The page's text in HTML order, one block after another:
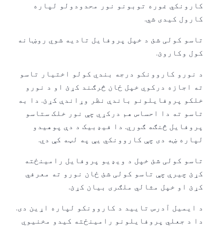
کارونکي غوره توبونو نور محدودولو لپاره
کارول کیدی شي.
تاسو کولی شئ د خپل پروفایل تادیه شوي روښانه
کول وکاروئ.
د نورو کاروونکو درجه بندي کولو اختیار تاسو
ته اجازه درکوي خپل ځان څرګند کړئ او د نورو
خلکو پروفایلونو باندې نظر وړاندې کړئ. دا به
تاسو ته دا احساس هم درکړي چې نور خلک ستاسو
پروفایل څنګه ګوري. دا فیډبیک د دې پوهیدو
لپاره ښه دی چې کاروونکي یې په لټه کې دي.
تاسو کولی شئ خپل د ویډیو پروفایل رامینځته
کړئ چیرې چې تاسو کولی شئ ځان نورو ته معرفي
کړئ او خپل مثالي ملګری بیان کړئ.
د ایمیل آدرس تایید د کاروونکو لپاره اړین دی.
دا د جعلي پروفایلونو رامینځته کیدو مخنیوي